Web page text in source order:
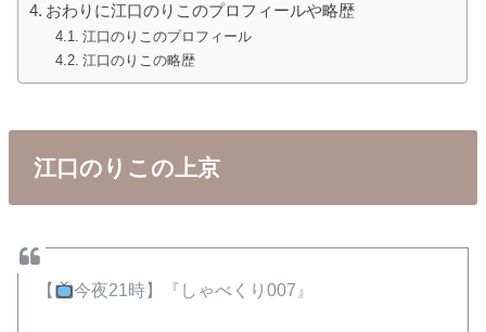
おわりに江口のりこのプロフィールや略歴
江口のりこのプロフィール
江口のりこの略歴
江口のりこの上京
【 今夜21時】『しゃべくり007』